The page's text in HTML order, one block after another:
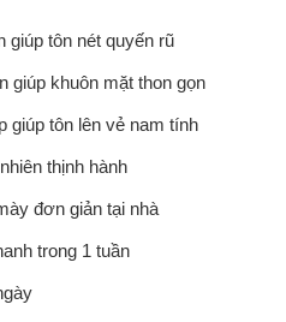
giúp tôn nét quyến rũ
giúp khuôn mặt thon gọn
giúp tôn lên vẻ nam tính
thịnh hành
đơn giản tại nhà
trong 1 tuần